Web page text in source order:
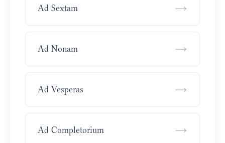
Ad Sextam →
Ad Nonam →
Ad Vesperas →
Ad Completorium →